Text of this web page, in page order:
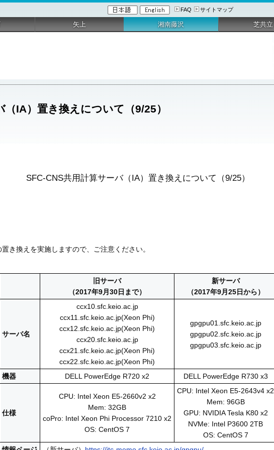
FAQ サイトマップ
IA）置き換えについて（9/25）
SFC-CNS共用計算サーバ（IA）置き換えについて（9/25）
き換えを実施しますので、ご注意ください。
旧サーバ
（2017年9月30日まで）
新サーバ
（2017年9月25日から）
サーバ名
ccx10.sfc.keio.ac.jp
ccx11.sfc.keio.ac.jp(Xeon Phi)
ccx12.sfc.keio.ac.jp(Xeon Phi)
ccx20.sfc.keio.ac.jp
ccx21.sfc.keio.ac.jp(Xeon Phi)
ccx22.sfc.keio.ac.jp(Xeon Phi)
gpgpu01.sfc.keio.ac.jp
gpgpu02.sfc.keio.ac.jp
gpgpu03.sfc.keio.ac.jp
機器 DELL PowerEdge R720 x2 DELL PowerEdge R730 x3
仕様
CPU: Intel Xeon E5-2660v2 x2
Mem: 32GB
coPro: Intel Xeon Phi Processor 7210 x2
OS: CentOS 7
CPU: Intel Xeon E5-2643v4 x2
Mem: 96GB
GPU: NVIDIA Tesla K80 x2
NVMe: Intel P3600 2TB
OS: CentOS 7
矢上 湘南藤沢 芝共立